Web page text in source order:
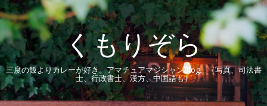
くもりぞら
三度の飯よりカレーが好き。アマチュアマジシャンBlog。（写真、司法書
士、行政書士、漢方、中国語も）